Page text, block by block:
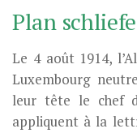
Plan
Le 4 août 1914,
Luxembourg
leur tête le chef
appliquent à la